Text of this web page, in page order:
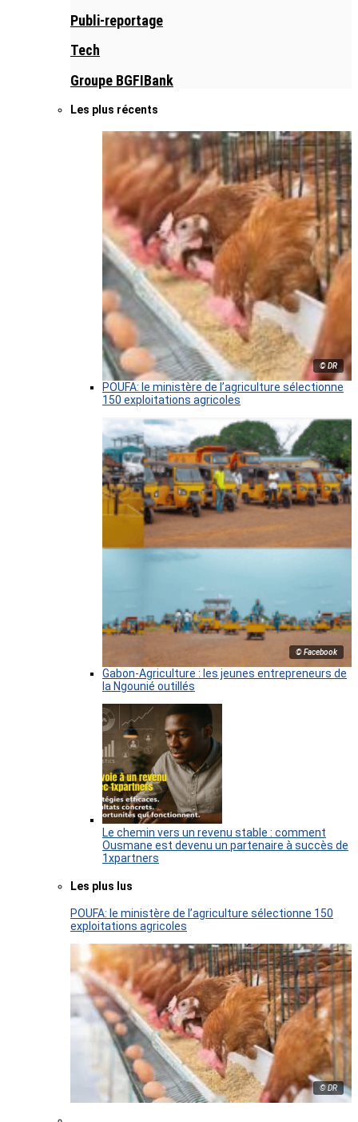
Publi-reportage
Tech
Groupe BGFIBank
Les plus récents
© DR
POUFA: le ministère de l’agriculture sélectionne
150 exploitations agricoles
© Facebook
Gabon-Agriculture : les jeunes entrepreneurs de
la Ngounié outillés
Le chemin vers un revenu stable : comment
Ousmane est devenu un partenaire à succès de
1xpartners
Les plus lus
POUFA: le ministère de l’agriculture sélectionne 150
exploitations agricoles
© DR